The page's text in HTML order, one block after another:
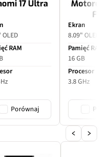
17 Ultra
RAM
Porównaj
Motorola
Ekran
8.09" OLED
Pamięć RAM
16 GB
Procesor
3.8 GHz